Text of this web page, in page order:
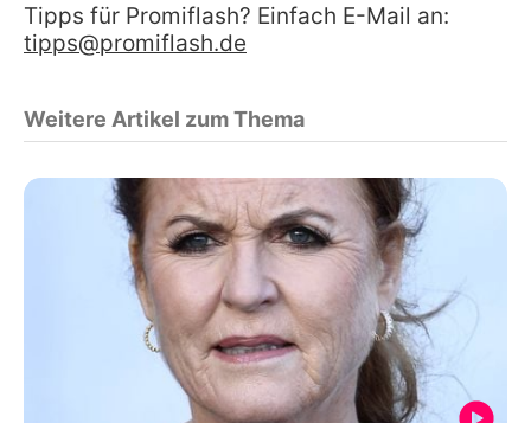
Tipps für Promiflash? Einfach E-Mail an:
tipps@promiflash.de
Weitere Artikel zum Thema